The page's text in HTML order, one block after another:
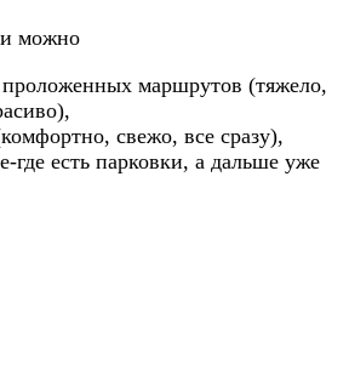
можно
маршрутов (тяжело,
свежо, все сразу),
где есть парковки, а дальше уже